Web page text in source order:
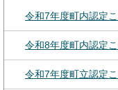
令和7年度町内認定
令和8年度町内認定
令和7年度町立認定